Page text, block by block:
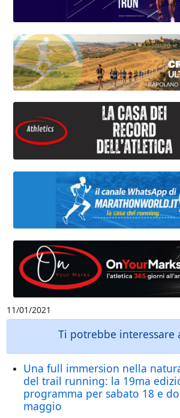
11/01/2021
Ti potrebbe interessare
Una full immersion nella
del trail running: la 19ma
programma per sabato 18 e
maggio